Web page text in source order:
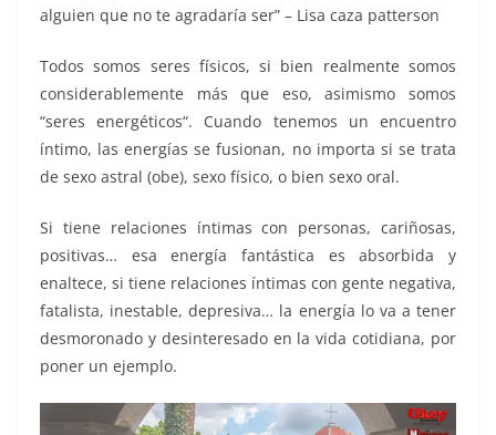
alguien que no te agradaría ser” – Lisa caza patterson
Todos somos seres físicos, si bien realmente somos
considerablemente más que eso, asimismo somos
“seres energéticos“. Cuando tenemos un encuentro
íntimo, las energías se fusionan, no importa si se trata
de sexo astral (obe), sexo físico, o bien sexo oral.
Si tiene relaciones íntimas con personas, cariñosas,
positivas… esa energía fantástica es absorbida y
enaltece, si tiene relaciones íntimas con gente negativa,
fatalista, inestable, depresiva… la energía lo va a tener
desmoronado y desinteresado en la vida cotidiana, por
poner un ejemplo.